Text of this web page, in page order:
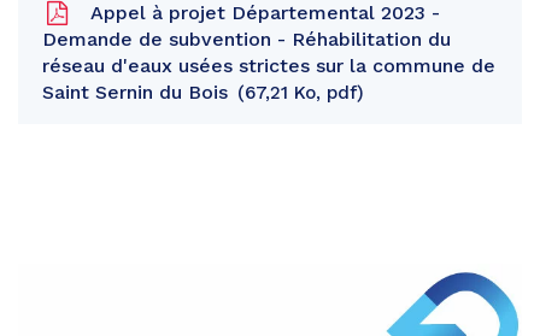
Appel à projet Départemental 2023 -
Demande de subvention - Réhabilitation du
réseau d'eaux usées strictes sur la commune de
Saint Sernin du Bois
67,21 Ko, pdf